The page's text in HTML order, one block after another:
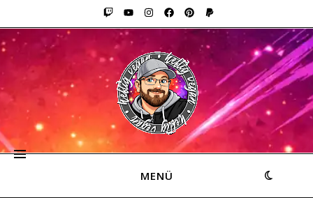
MENÜ